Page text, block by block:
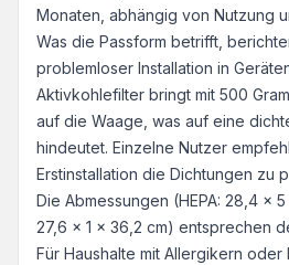
Monaten, abhängig von Nutzung
Was die Passform betrifft,
problemloser Installation in
Aktivkohlefilter bringt mit 500
auf die Waage, was auf eine
hindeutet. Einzelne Nutzer
Erstinstallation die Dichtungen zu
Die Abmessungen (HEPA: 28,4 x
27,6 x 1 x 36,2 cm) entsprechen
Für Haushalte mit Allergikern